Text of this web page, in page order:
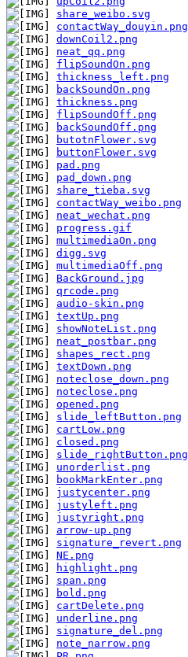
share_weibo.svg
contactWay_douyin.png
downCoil2.png
neat_qq.png
flipSoundOn.png
thickness_left.png
backSoundOn.png
thickness.png
flipSoundOff.png
backSoundOff.png
butotnFlower.svg
buttonFlower.svg
pad.png
pad_down.png
share_tieba.svg
contactWay_weibo.png
neat_wechat.png
progress.gif
multimediaOn.png
digg.svg
multimediaOff.png
BackGround.jpg
qrcode.png
audio-skin.png
textUp.png
showNoteList.png
neat_postbar.png
shapes_rect.png
textDown.png
noteclose_down.png
noteclose.png
opened.png
slide_leftButton.png
cartLow.png
closed.png
slide_rightButton.png
unorderlist.png
bookMarkEnter.png
justycenter.png
justyleft.png
justyright.png
arrow-up.png
signature_revert.png
NE.png
highlight.png
span.png
bold.png
cartDelete.png
underline.png
signature_del.png
note_narrow.png